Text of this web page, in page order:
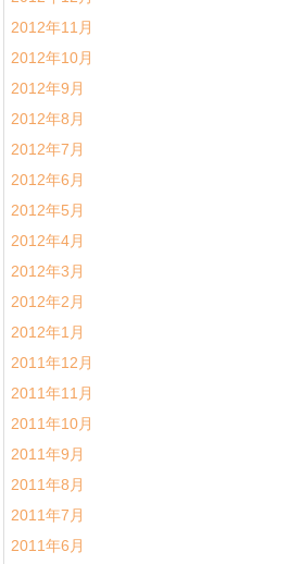
2012年11月
2012年10月
2012年9月
2012年8月
2012年7月
2012年6月
2012年5月
2012年4月
2012年3月
2012年2月
2012年1月
2011年12月
2011年11月
2011年10月
2011年9月
2011年8月
2011年7月
2011年6月